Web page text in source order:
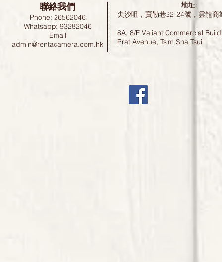
聯絡我們
Phone: 26562046
Whatsapp: 93282046
Email
admin@rentacamera.com.hk
地址:
尖沙咀，寶勒巷22-24號，雲龍
8A, 8/F Valiant Commercial
Prat Avenue, Tsim Sha Tsui